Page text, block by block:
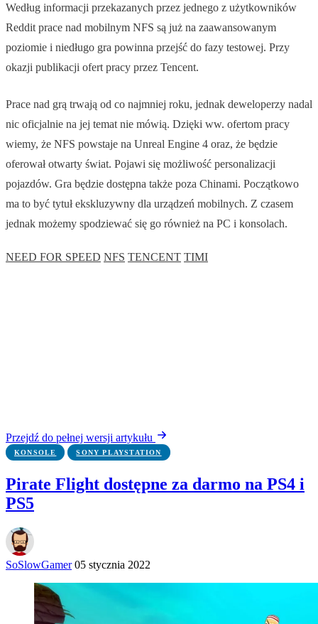
Według informacji przekazanych przez jednego z użytkowników
Reddit prace nad mobilnym NFS są już na zaawansowanym
poziomie i niedługo gra powinna przejść do fazy testowej. Przy
okazji publikacji ofert pracy przez Tencent.
Prace nad grą trwają od co najmniej roku, jednak deweloperzy nadal
nic oficjalnie na jej temat nie mówią. Dzięki ww. ofertom pracy
wiemy, że NFS powstaje na Unreal Engine 4 oraz, że będzie
oferował otwarty świat. Pojawi się możliwość personalizacji
pojazdów. Gra będzie dostępna także poza Chinami. Początkowo
ma to być tytuł ekskluzywny dla urządzeń mobilnych. Z czasem
jednak możemy spodziewać się go również na PC i konsolach.
NEED FOR SPEED NFS TENCENT TIMI
Przejdź do pełnej wersji artykułu
KONSOLE SONY PLAYSTATION
Pirate Flight dostępne za darmo na PS4 i
PS5
SoSlowGamer 05 stycznia 2022